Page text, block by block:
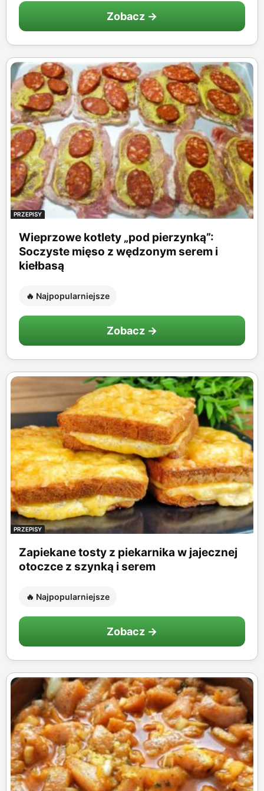
Zobacz →
PRZEPISY
Wieprzowe kotlety „pod pierzynką”:
Soczyste mięso z wędzonym serem i
kiełbasą
🔥 Najpopularniejsze
Zobacz →
PRZEPISY
Zapiekane tosty z piekarnika w jajecznej
otoczce z szynką i serem
🔥 Najpopularniejsze
Zobacz →